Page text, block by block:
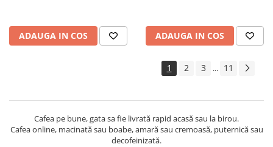
ADAUGA IN COS ADAUGA IN COS
1 2 3 ... 11
Cafea pe bune, gata sa fie livrată rapid acasă sau la birou.
Cafea online, macinată sau boabe, amară sau cremoasă, puternică sau
decofeinizată.